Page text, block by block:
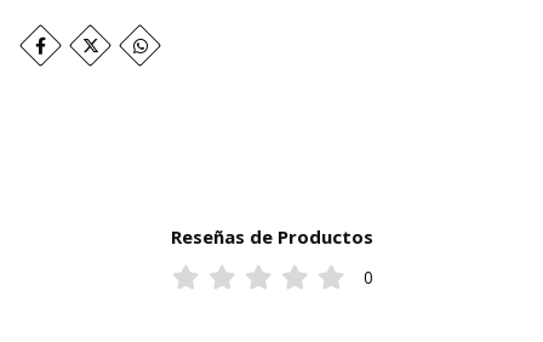
Reseñas de Productos
0